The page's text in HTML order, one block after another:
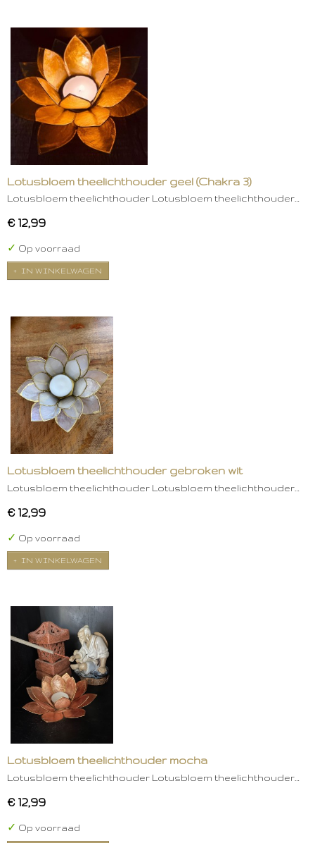
Lotusbloem theelichthouder geel (Chakra 3)
Lotusbloem theelichthouder Lotusbloem theelichthouder…
€ 12,99
✓ Op voorraad
IN WINKELWAGEN
Lotusbloem theelichthouder gebroken wit
Lotusbloem theelichthouder Lotusbloem theelichthouder…
€ 12,99
✓ Op voorraad
IN WINKELWAGEN
Lotusbloem theelichthouder mocha
Lotusbloem theelichthouder Lotusbloem theelichthouder…
€ 12,99
✓ Op voorraad